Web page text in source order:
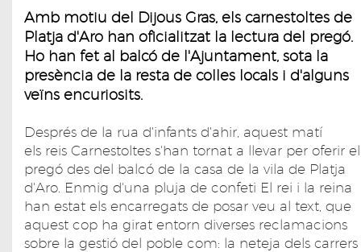
Amb motiu del Dijous Gras, els carnestoltes de
Platja d'Aro han oficialitzat la lectura del pregó.
Ho han fet al balcó de l'Ajuntament, sota la
presència de la resta de colles locals i d'alguns
veïns encuriosits.
Després de la rua d'infants d'ahir, aquest matí
els reis Carnestoltes s'han tornat a llevar per oferir el
pregó des del balcó de la casa de la vila de Platja
d'Aro. Enmig d'una pluja de confeti El rei i la reina
han estat els encarregats de posar veu al text, que
aquest cop ha girat entorn diverses reclamacions
sobre la gestió del poble com: la neteja dels carrers